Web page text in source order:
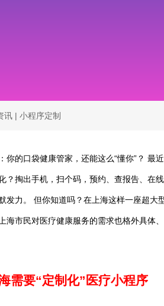
讯 | 小程序定制
你的口袋健康管家，还能这么“懂你”？
？掏出手机，扫个码，预约、查报告、
发力。 但你知道吗？在上海这样一座超大
海市民对医疗健康服务的需求也格外具体
需要“定制化”医疗小程序